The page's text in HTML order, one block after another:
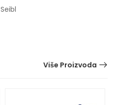
Seibl
Više Proizvoda